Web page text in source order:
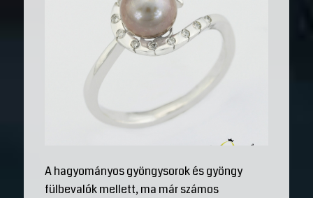
A hagyományos gyöngysorok és gyöngy
fülbevalók mellett, ma már számos